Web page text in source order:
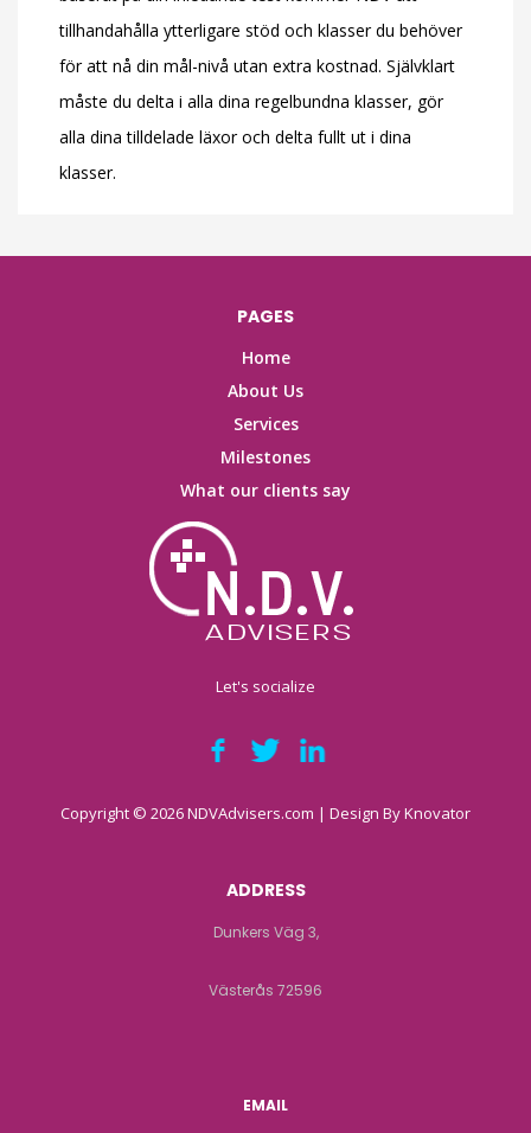
tillhandahålla ytterligare stöd och klasser du behöver
för att nå din mål-nivå utan extra kostnad. Självklart
måste du delta i alla dina regelbundna klasser, gör
alla dina tilldelade läxor och delta fullt ut i dina
klasser.
PAGES
Home
About Us
Services
Milestones
What our clients say
Let's socialize
Copyright © 2026 NDVAdvisers.com | Design ByKnovator
ADDRESS
Dunkers Väg 3,
Västerås 72596
EMAIL